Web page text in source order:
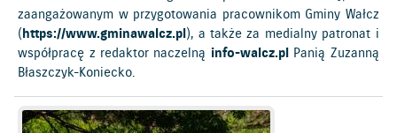
zaangażowanym w przygotowania pracownikom Gminy Wałcz
(https://www.gminawalcz.pl), a także za medialny patronat i
współpracę z redaktor naczelną info-walcz.plPanią Zuzanną
Błaszczyk-Koniecko.